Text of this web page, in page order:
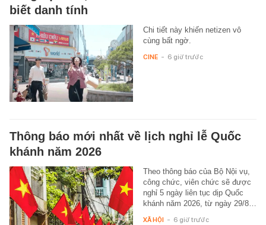
biết danh tính
Chi tiết này khiến netizen vô
cùng bất ngờ.
CINE - 6 giờ trước
Thông báo mới nhất về lịch nghỉ lễ Quốc
khánh năm 2026
Theo thông báo của Bộ Nội vụ,
công chức, viên chức sẽ được
nghỉ 5 ngày liên tục dịp Quốc
khánh năm 2026, từ ngày 29/8…
XÃ HỘI - 6 giờ trước